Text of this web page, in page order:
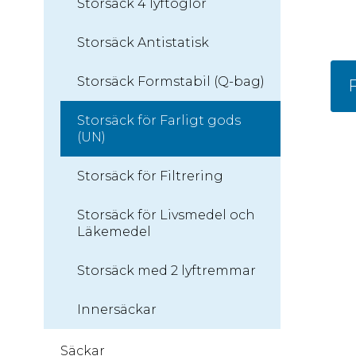
Storsäck 4 lyftöglor
Storsäck Antistatisk
Storsäck Formstabil (Q-bag)
Storsäck för Farligt gods
(UN)
Storsäck för Filtrering
Storsäck för Livsmedel och
Läkemedel
Storsäck med 2 lyftremmar
Innersäckar
Säckar